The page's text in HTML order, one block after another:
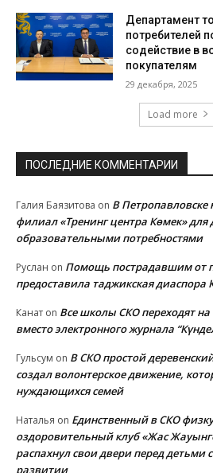
Департамент
потребителей
содействие в
покупателям
29 декабря, 2025
Load more
ПОСЛЕДНИЕ КОММЕНТАРИИ
Галия Баязитова on В
филиал «Тренинг центра Көмек» для
образовательными потребностями
Руслан on Помощь пострадавшим от
предоставила таджикская диаспора
Канат on Все школы СКО переходят на
вместо электронного журнала
Гульсум on В СКО простой
создал волонтерское движение,
нуждающихся семей
Наталья on Единственный в СКО
оздоровительный клуб «Жас
распахнул свои двери перед детьми
развитии